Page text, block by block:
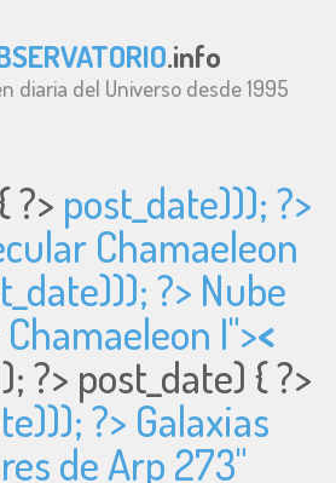
.info
diaria del Universo desde 1995
?> post_date))); ?>
Chamaeleon
?> Nube
I"><
?> post_date) { ?>
?> Galaxias
de Arp 273"